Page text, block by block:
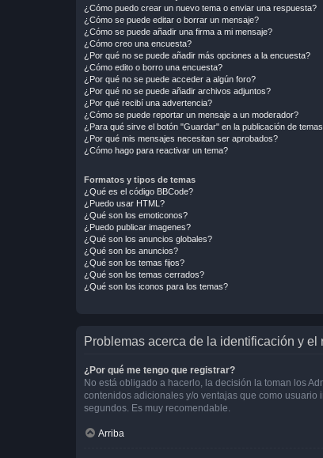
¿Cómo puedo crear un nuevo tema o enviar una respuesta?
¿Cómo se puede editar o borrar un mensaje?
¿Cómo se puede añadir una firma a mi mensaje?
¿Cómo creo una encuesta?
¿Por qué no se puede añadir más opciones a la encuesta?
¿Cómo edito o borro una encuesta?
¿Por qué no se puede acceder a algún foro?
¿Por qué no se puede añadir archivos adjuntos?
¿Por qué recibí una advertencia?
¿Cómo se puede reportar un mensaje a un moderador?
¿Para qué sirve el botón "Guardar" en la publicación de
¿Por qué mis mensajes necesitan ser aprobados?
¿Cómo hago para reactivar un tema?
Formatos y tipos de temas
¿Qué es el código BBCode?
¿Puedo usar HTML?
¿Qué son los emoticonos?
¿Puedo publicar imagenes?
¿Qué son los anuncios globales?
¿Qué son los anuncios?
¿Qué son los temas fijos?
¿Qué son los temas cerrados?
¿Qué son los iconos para los temas?
Problemas acerca de la identificación y el
¿Por qué me tengo que registrar?
No está obligado a hacerlo, la decisión la toman los
contenidos adicionales y/o ventajas que como
segundos. Es muy recomendable.
Arriba